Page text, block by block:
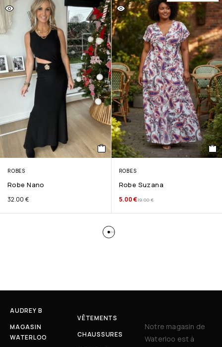
ROBES
Robe Nano
32.00 €
ROBES
Robe Suzana
19.00€
5.00€
AUDREY B
MAGASIN
WATERLOO
VÊTEMENTS
CHAUSSURES
Notre magasin de
Waterloo est à